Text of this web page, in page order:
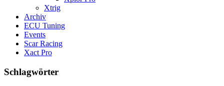
Xtrig
Archiv
ECU Tuning
Events
Scar Racing
Xact Pro
Schlagwörter